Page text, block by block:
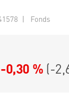
| Fonds
-0,30 % (-